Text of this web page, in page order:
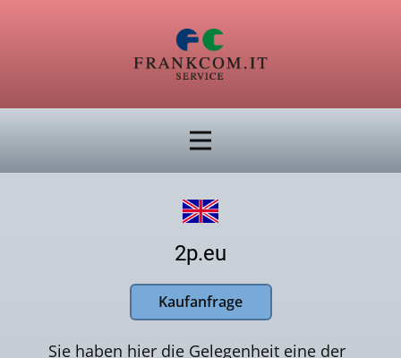
2p.eu
Kaufanfrage
Sie haben hier die Gelegenheit eine der